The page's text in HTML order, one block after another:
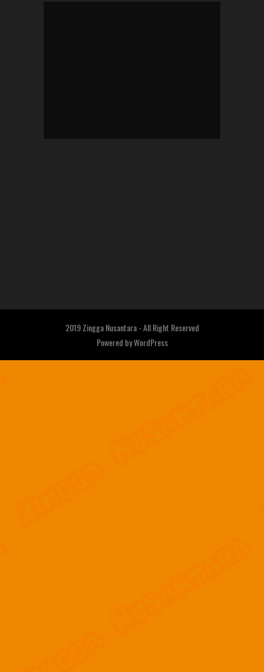
2019 Zingga Nusantara - All Right Reserved
Powered byWordPress